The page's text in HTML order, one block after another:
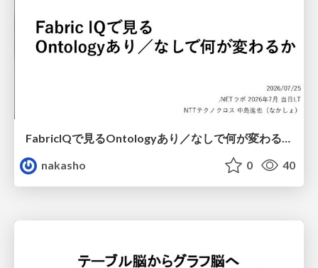
FabricIQで見るOntologyあり／なしで何が変わるか
nakasho
0 40